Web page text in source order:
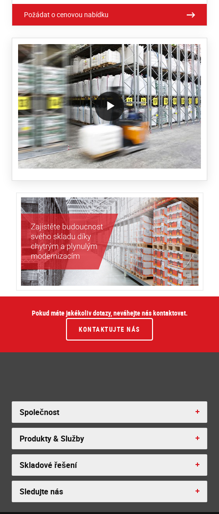
Požádat o cenovou nabídku
/block/textandmediablock/
Pokud máte jakékoliv dotazy, neváhejte nás kontaktovat.
KONTAKTUJTE NÁS
Společnost
Produkty & Služby
Skladové řešení
Sledujte nás